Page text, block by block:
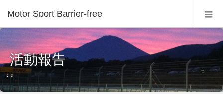
Motor Sport Barrier-free
活動報告